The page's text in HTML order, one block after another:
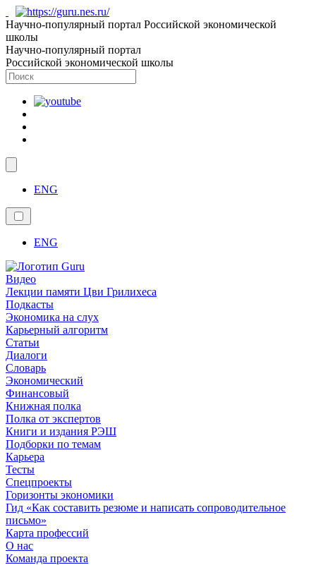
Научно-популярный портал Российской экономической
школы
Научно-популярный портал
Российской экономической школы
ENG
ENG
Видео
Лекции памяти Цви Грилихеса
Подкасты
Экономика на слух
Карьерный алгоритм
Статьи
Диалоги
Словарь
Экономический
Финансовый
Книжная полка
Полка от экспертов
Книги и издания РЭШ
Подборки по темам
Карьера
Тесты
Спецпроекты
Горизонты экономики
Гид «Как составить резюме и написать сопроводительное
письмо»
Карта профессий
О наc
Команда проекта